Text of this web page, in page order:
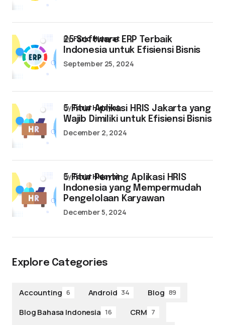
25 Software ERP Terbaik
Indonesia untuk Efisiensi Bisnis
byFarid Hidayat
September 25, 2024
5 Fitur Aplikasi HRIS Jakarta yang
Wajib Dimiliki untuk Efisiensi Bisnis
byFarid Hidayat
December 2, 2024
5 Fitur Penting Aplikasi HRIS
Indonesia yang Mempermudah
Pengelolaan Karyawan
byFarid Hidayat
December 5, 2024
Explore Categories
Accounting 6 Android 34 Blog 89
Blog Bahasa Indonesia 16 CRM 7